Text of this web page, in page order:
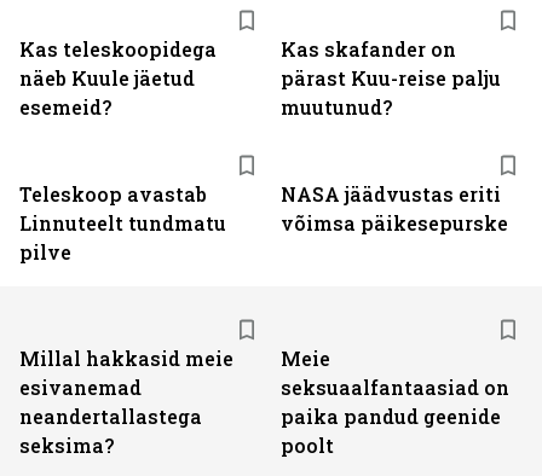
Kas teleskoopidega
näeb Kuule jäetud
esemeid?
Kas skafander on
pärast Kuu-reise palju
muutunud?
Teleskoop avastab
Linnuteelt tundmatu
pilve
NASA jäädvustas eriti
võimsa päikesepurske
Millal hakkasid meie
esivanemad
neandertallastega
seksima?
Meie
seksuaalfantaasiad on
paika pandud geenide
poolt